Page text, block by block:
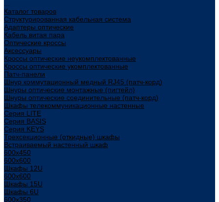
Каталог товаров
Структурированная кабельная система
Адаптеры оптические
Кабель витая пара
Оптические кроссы
Аксессуары
Кроссы оптические неукомплектованные
Кроссы оптические укомплектованные
Патч-панели
Шнур коммутационный медный RJ45 (патч-корд)
Шнуры оптические монтажные (пигтейл)
Шнуры оптические соединительные (патч-корд)
Шкафы телекоммуникационные настенные
Cерия LITE
Cерия BASIS
Cерия KEYS
Трехсекционные (откидные) шкафы
Встраиваемый настенный шкаф
600x450
600x600
Шкафы 12U
600x600
Шкафы 15U
Шкафы 6U
600x350